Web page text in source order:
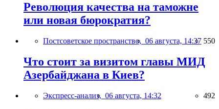
Революция качества на таможне
или новая бюрократия?
Постсоветское пространство, 06 августа, 14:37 550
Что стоит за визитом главы МИД
Азербайджана в Киев?
Экспресс-анализ, 06 августа, 14:32 492